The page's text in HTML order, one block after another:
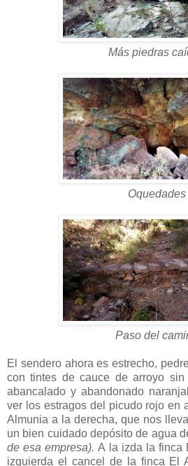
Más piedras
Oquedades
Paso del
El sendero ahora es estrecho,
con tintes de cauce de arroyo
abancalado y abandonado
ver los estragos del picudo rojo en
Almunia a la derecha, que nos
un bien cuidado depósito de agua
de esa empresa).A la izda la finca
izquierda el cancel de la finca El